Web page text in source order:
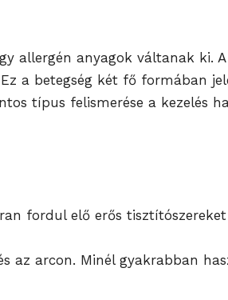
allergén anyagok váltanak ki.
a betegség két fő formában
típus felismerése a kezelés
fordul elő erős
az arcon. Minél gyakrabban